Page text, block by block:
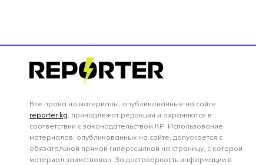
Все права на материалы, опубликованные на сайте
reporter.kg, принадлежат редакции и охраняются в
соответствии с законодательством КР. Использование
материалов, опубликованных на сайте, допускается с
обязательной прямой гиперссылкой на страницу, с которой
материал заимствован. За достоверность информации в